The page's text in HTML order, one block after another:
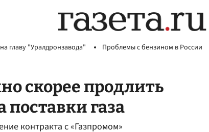
главу "Уралдронзавода" Проблемы с бензином в России
скорее продлить
поставки газа
контракта с «Газпромом»